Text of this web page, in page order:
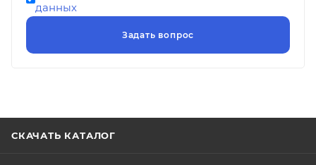
данных
СКАЧАТЬ КАТАЛОГ